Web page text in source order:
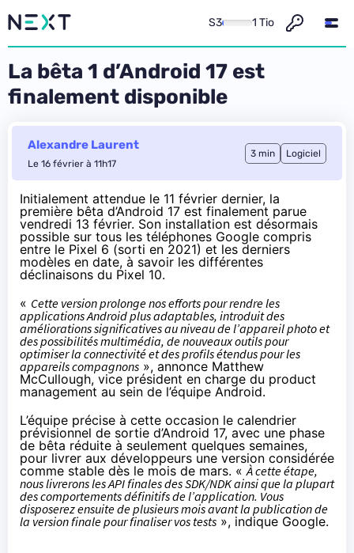
S3 1 Tio
La bêta 1 d’Android 17 est
finalement disponible
Alexandre Laurent
Le 16 février à 11h17
3 min Logiciel
Initialement attendue le 11 février dernier, la
première bêta d’Android 17 est finalement parue
vendredi 13 février. Son installation est désormais
possible sur tous les téléphones Google compris
entre le Pixel 6 (sorti en 2021) et les derniers
modèles en date, à savoir les différentes
déclinaisons du Pixel 10.
« Cette version prolonge nos efforts pour rendre les
applications Android plus adaptables, introduit des
améliorations significatives au niveau de l’appareil photo et
des possibilités multimédia, de nouveaux outils pour
optimiser la connectivité et des profils étendus pour les
appareils compagnons », annonce Matthew
McCullough, vice président en charge du product
management au sein de l’équipe Android.
L’équipe précise à cette occasion le calendrier
prévisionnel de sortie d’Android 17, avec une phase
de bêta réduite à seulement quelques semaines,
pour livrer aux développeurs une version considérée
comme stable dès le mois de mars. «À cette étape,
nous livrerons les API finales des SDK/NDK ainsi que la plupart
des comportements définitifs de l’application. Vous
disposerez ensuite de plusieurs mois avant la publication de
la version finale pour finaliser vos tests », indique Google.